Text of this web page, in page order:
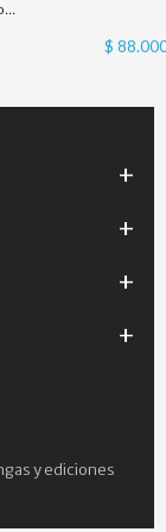
$
y ediciones